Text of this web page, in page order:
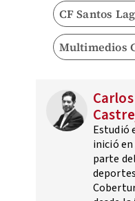
CF Santos
Multimedios
Estudió
inició
parte